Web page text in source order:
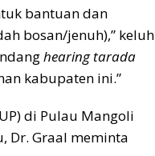
bantuan dan
bosan/jenuh),” keluh
hearing tarada
kabupaten ini.”
di Pulau Mangoli
Dr. Graal meminta